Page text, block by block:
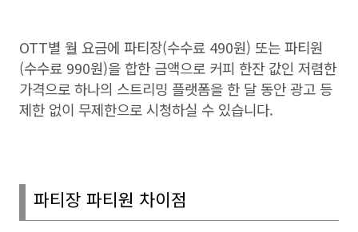
OTT별 월 요금에 파티장(수수료 490원) 또는 파티원
(수수료 990원)을 합한 금액으로 커피 한잔 값인 저렴한
가격으로 하나의 스트리밍 플랫폼을 한 달 동안 광고 등
제한 없이 무제한으로 시청하실 수 있습니다.
파티장 파티원 차이점